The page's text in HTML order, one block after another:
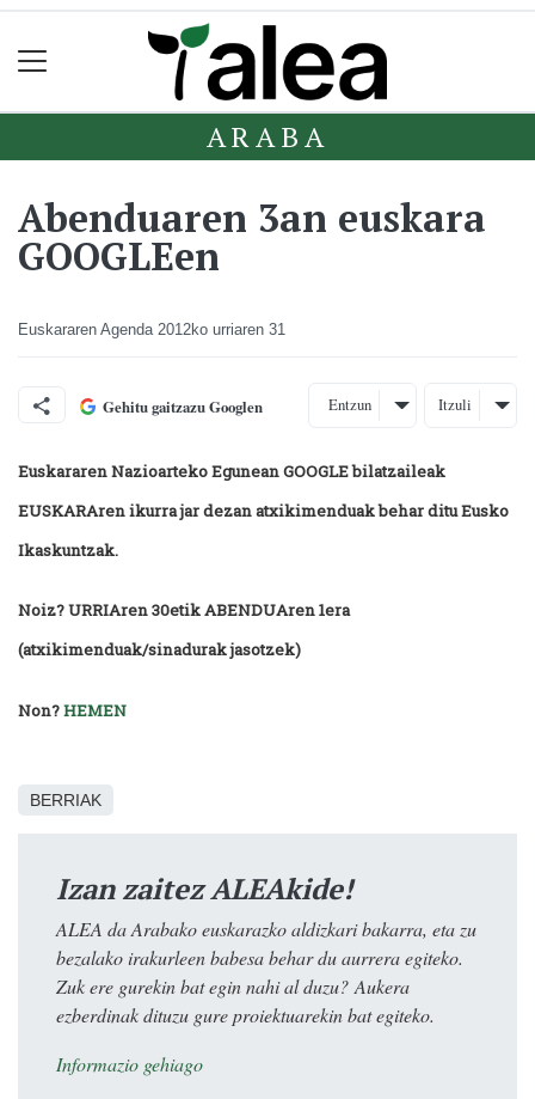
ARABA
Abenduaren 3an euskara
GOOGLEen
Euskararen Agenda 2012ko urriaren 31
Gehitu gaitzazu Googlen Entzun Itzuli
Euskararen Nazioarteko Egunean GOOGLE bilatzaileak
EUSKARAren ikurra jar dezan atxikimenduak behar ditu Eusko
Ikaskuntzak.
Noiz? URRIAren 30etik ABENDUAren 1era
(atxikimenduak/sinadurak jasotzek)
Non?HEMEN
BERRIAK
Izan zaitez ALEAkide!
ALEA da Arabako euskarazko aldizkari bakarra, eta zu
bezalako irakurleen babesa behar du aurrera egiteko.
Zuk ere gurekin bat egin nahi al duzu? Aukera
ezberdinak dituzu gure proiektuarekin bat egiteko.
Informazio gehiago